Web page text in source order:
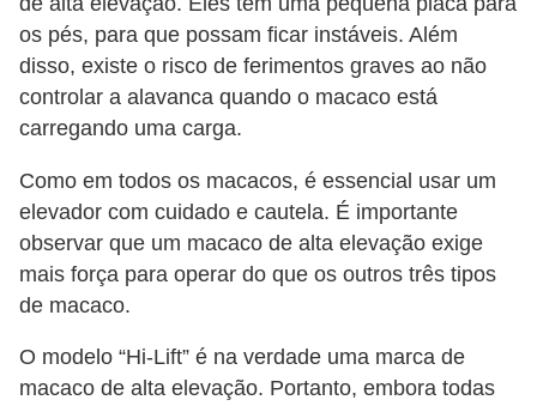
os pés, para que possam ficar instáveis. Além
disso, existe o risco de ferimentos graves ao não
controlar a alavanca quando o macaco está
carregando uma carga.
Como em todos os macacos, é essencial usar um
elevador com cuidado e cautela. É importante
observar que um macaco de alta elevação exige
mais força para operar do que os outros três tipos
de macaco.
O modelo “Hi-Lift” é na verdade uma marca de
macaco de alta elevação. Portanto, embora todas